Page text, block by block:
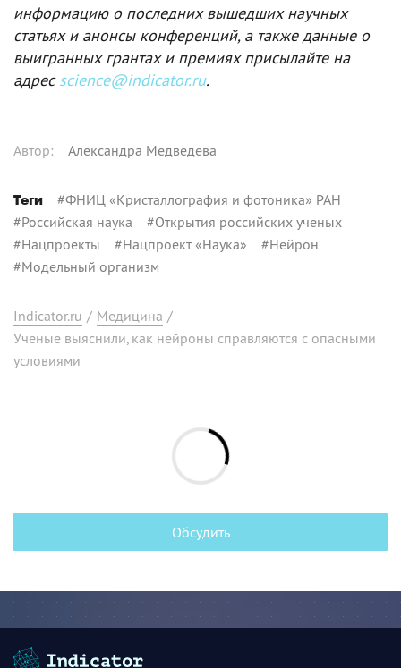
информацию о последних вышедших научных
статьях и анонсы конференций, а также данные о
выигранных грантах и премиях присылайте на
адресscience@indicator.ru.
Автор: Александра Медведева
Теги #ФНИЦ «Кристаллография и фотоника» РАН
#Российская наука #Открытия российских ученых
#Нацпроекты #Нацпроект «Наука» #Нейрон
#Модельный организм
Indicator.ru / Медицина /
Ученые выяснили, как нейроны справляются с опасными
условиями
Обсудить